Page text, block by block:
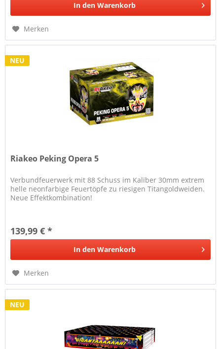
In den Warenkorb
Merken
NEU
Riakeo Peking Opera 5
Verbundfeuerwerk mit 88 Schuss im Kaliber 30mm extrem
helle neonfarbige Feuertöpfe zu riesigen Titangoldweiden.
Neue Effektkombination!
139,99 € *
In den Warenkorb
Merken
NEU